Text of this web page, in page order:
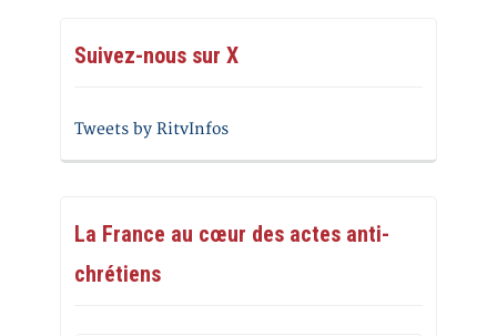
Suivez-nous sur X
Tweets by RitvInfos
La France au cœur des actes anti-
chrétiens